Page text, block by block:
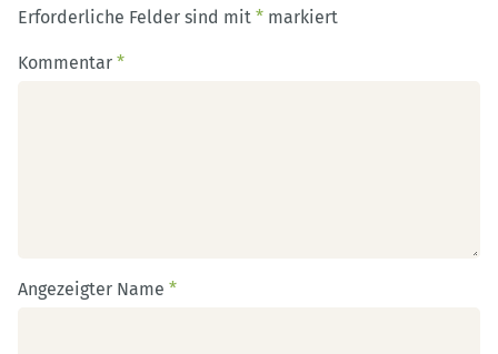
Erforderliche Felder sind mit * markiert
Kommentar *
Angezeigter Name *